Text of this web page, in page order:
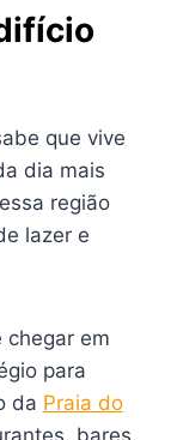
que vive
dia mais
região
lazer e
chegar em
para
da Praia do
bares,